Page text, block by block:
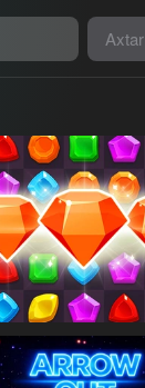
Axtar